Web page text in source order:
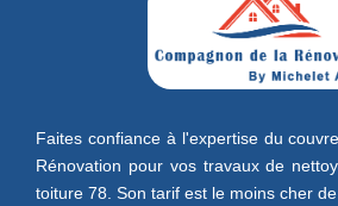
Faites confiance à l'expertise du
Rénovation pour vos travaux de
toiture 78 . Son tarif est le moins cher